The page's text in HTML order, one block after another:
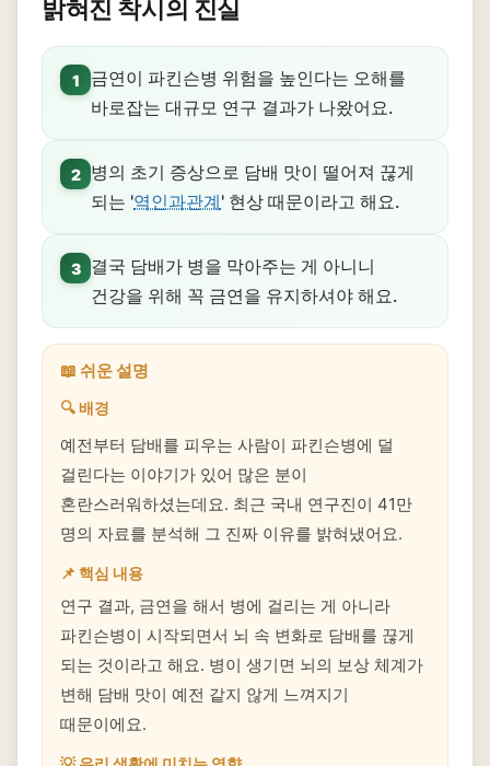
밝혀진 착시의 진실
1
금연이 파킨슨병 위험을 높인다는 오해를
바로잡는 대규모 연구 결과가 나왔어요.
2
병의 초기 증상으로 담배 맛이 떨어져 끊게
되는 '역인과관계' 현상 때문이라고 해요.
3
결국 담배가 병을 막아주는 게 아니니
건강을 위해 꼭 금연을 유지하셔야 해요.
📖 쉬운 설명
🔍 배경
예전부터 담배를 피우는 사람이 파킨슨병에 덜
걸린다는 이야기가 있어 많은 분이
혼란스러워하셨는데요. 최근 국내 연구진이 41만
명의 자료를 분석해 그 진짜 이유를 밝혀냈어요.
📌 핵심 내용
연구 결과, 금연을 해서 병에 걸리는 게 아니라
파킨슨병이 시작되면서 뇌 속 변화로 담배를 끊게
되는 것이라고 해요. 병이 생기면 뇌의 보상 체계가
변해 담배 맛이 예전 같지 않게 느껴지기
때문이에요.